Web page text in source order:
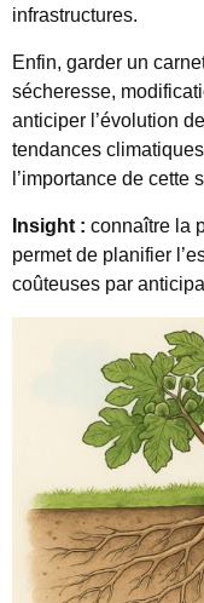
infrastructures.
Enfin, garder un
sécheresse,
anticiper l’évolution
tendances
l’importance de cette
Insight : connaître la
permet de planifier
coûteuses par